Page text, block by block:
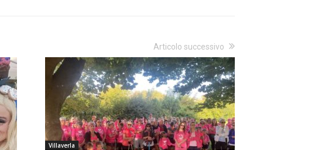
Articolo successivo
Villaverla